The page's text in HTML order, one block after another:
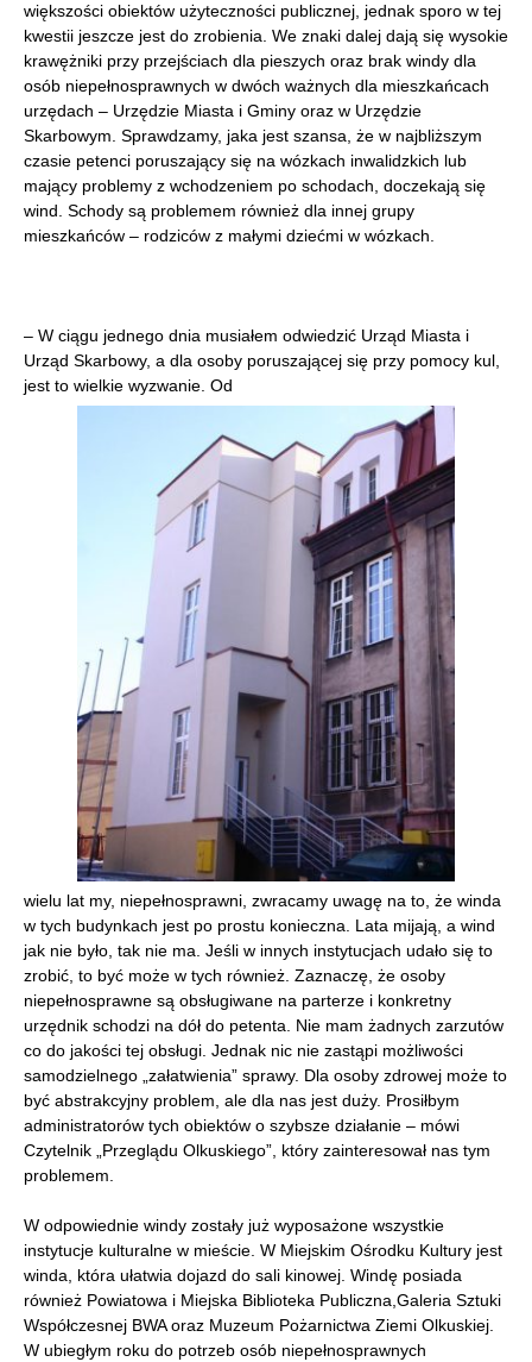
większości obiektów użyteczności publicznej, jednak sporo w tej
kwestii jeszcze jest do zrobienia. We znaki dalej dają się wysokie
krawężniki przy przejściach dla pieszych oraz brak windy dla
osób niepełnosprawnych w dwóch ważnych dla mieszkańcach
urzędach – Urzędzie Miasta i Gminy oraz w Urzędzie
Skarbowym. Sprawdzamy, jaka jest szansa, że w najbliższym
czasie petenci poruszający się na wózkach inwalidzkich lub
mający problemy z wchodzeniem po schodach, doczekają się
wind. Schody są problemem również dla innej grupy
mieszkańców – rodziców z małymi dziećmi w wózkach.
– W ciągu jednego dnia musiałem odwiedzić Urząd Miasta i
Urząd Skarbowy, a dla osoby poruszającej się przy pomocy kul,
jest to wielkie wyzwanie. Od
wielu lat my, niepełnosprawni, zwracamy uwagę na to, że winda
w tych budynkach jest po prostu konieczna. Lata mijają, a wind
jak nie było, tak nie ma. Jeśli w innych instytucjach udało się to
zrobić, to być może w tych również. Zaznaczę, że osoby
niepełnosprawne są obsługiwane na parterze i konkretny
urzędnik schodzi na dół do petenta. Nie mam żadnych zarzutów
co do jakości tej obsługi. Jednak nic nie zastąpi możliwości
samodzielnego „załatwienia” sprawy. Dla osoby zdrowej może to
być abstrakcyjny problem, ale dla nas jest duży. Prosiłbym
administratorów tych obiektów o szybsze działanie – mówi
Czytelnik „Przeglądu Olkuskiego”, który zainteresował nas tym
problemem.
W odpowiednie windy zostały już wyposażone wszystkie
instytucje kulturalne w mieście. W Miejskim Ośrodku Kultury jest
winda, która ułatwia dojazd do sali kinowej. Windę posiada
również Powiatowa i Miejska Biblioteka Publiczna,Galeria Sztuki
Współczesnej BWA oraz Muzeum Pożarnictwa Ziemi Olkuskiej.
W ubiegłym roku do potrzeb osób niepełnosprawnych